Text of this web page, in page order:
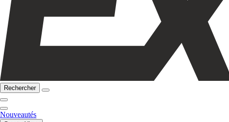
Rechercher
Nouveautés